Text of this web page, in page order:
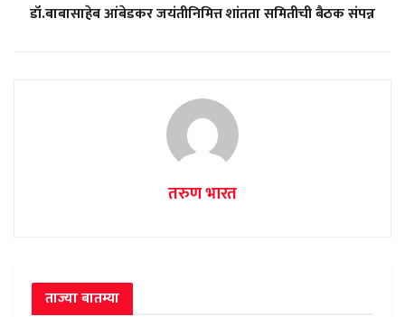
डॉ.बाबासाहेब आंबेडकर जयंतीनिमित्त शांतता समितीची बैठक संपन्न
तरुण भारत
ताज्या बातम्या